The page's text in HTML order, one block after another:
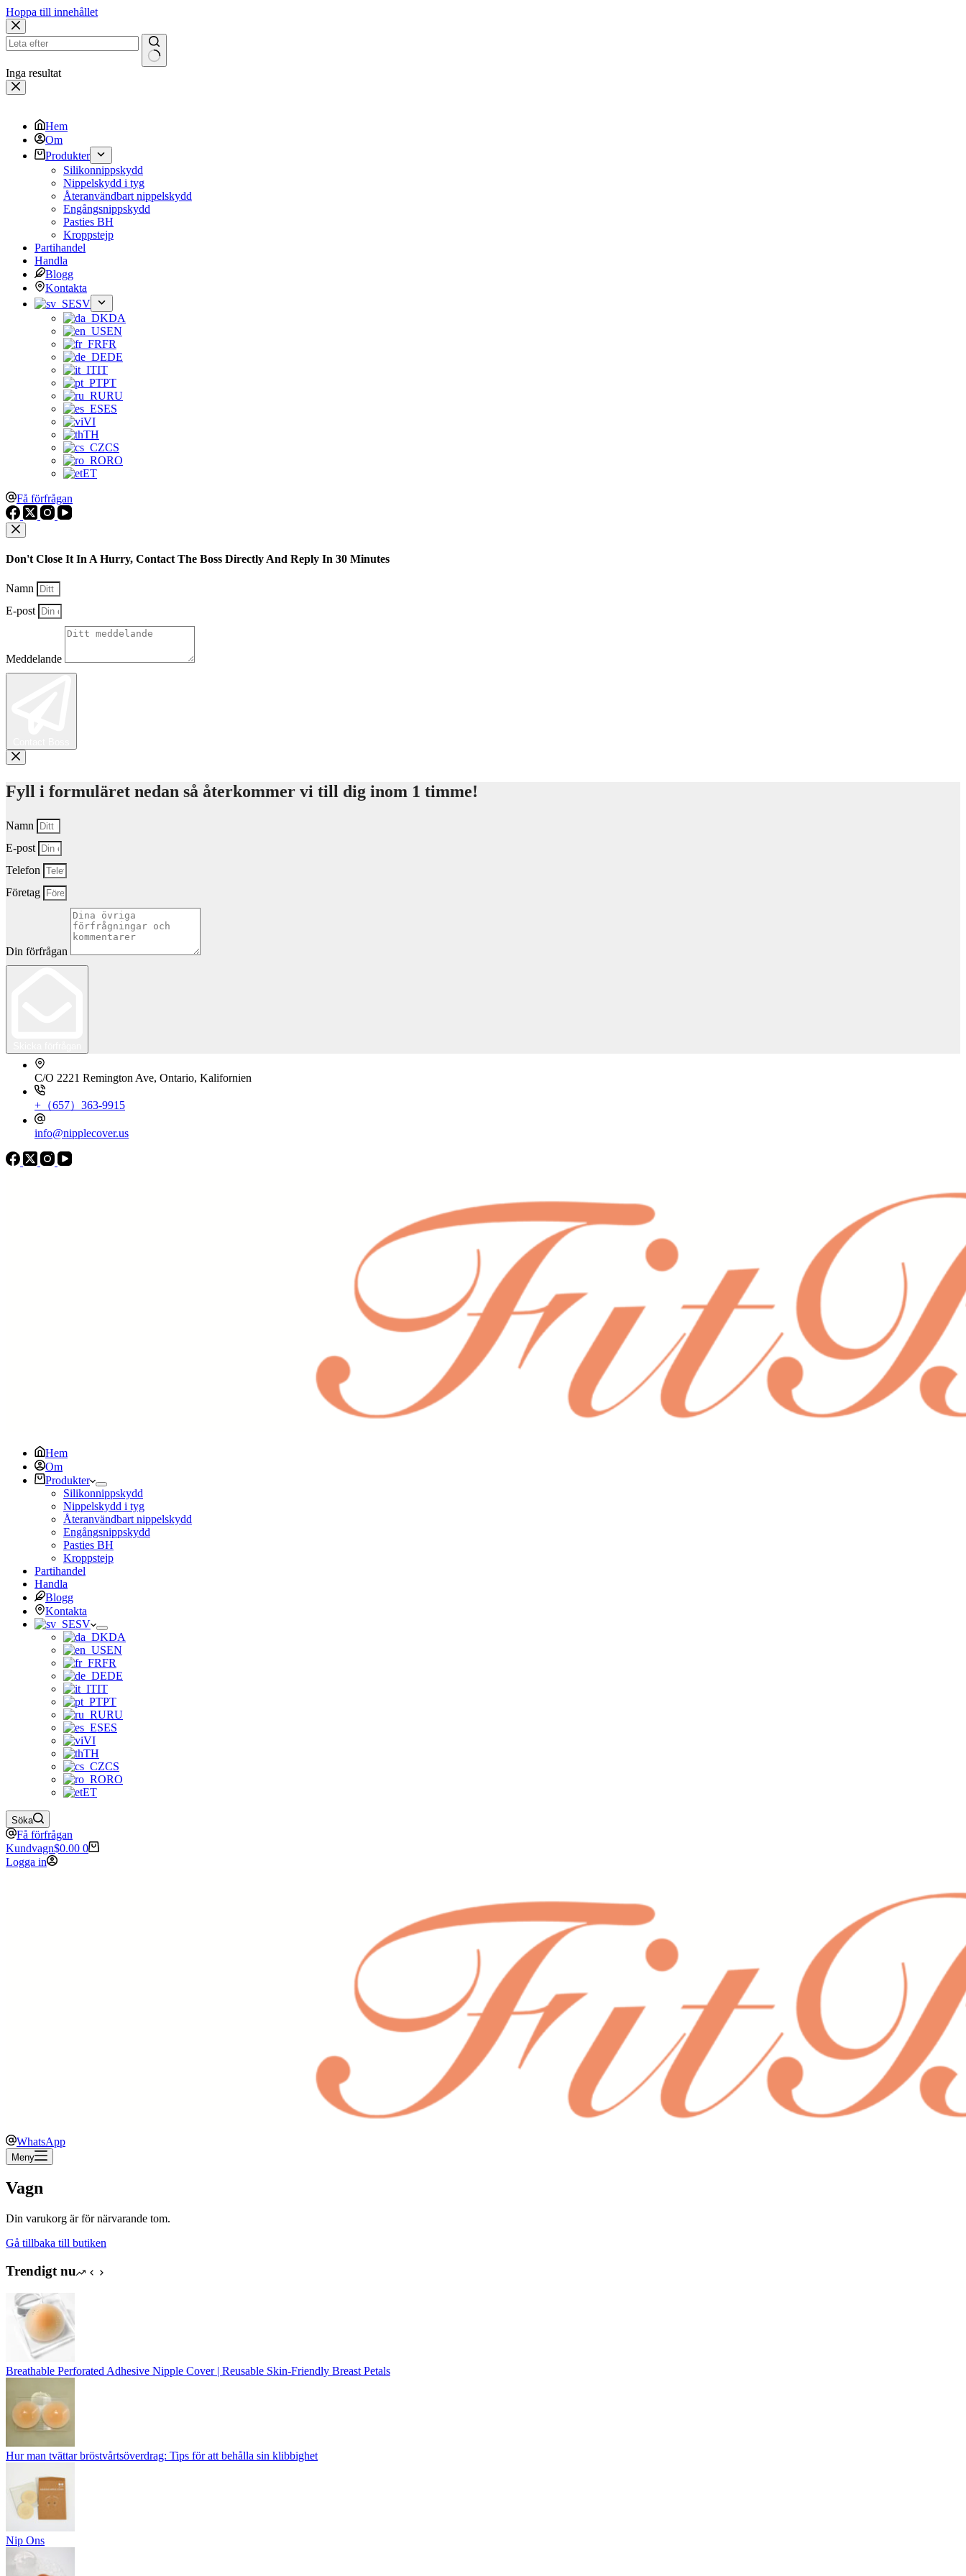
Hoppa till innehållet
Inga resultat
Hem
Om
Produkter
Silikonnippskydd
Nippelskydd i tyg
Återanvändbart nippelskydd
Engångsnippskydd
Pasties BH
Kroppstejp
Partihandel
Handla
Blogg
Kontakta
SV
DA
EN
FR
DE
IT
PT
RU
ES
VI
TH
CS
RO
ET
Få förfrågan
Don't Close It In A Hurry, Contact The Boss Directly And Reply In 30 Minutes
Namn
E-post
Meddelande
Fyll i formuläret nedan så återkommer vi till dig inom 1 timme!
Namn
E-post
Telefon
Företag
Din förfrågan
C/O 2221 Remington Ave, Ontario, Kalifornien
+（657）363-9915
info@nipplecover.us
Hem
Om
Produkter
Silikonnippskydd
Nippelskydd i tyg
Återanvändbart nippelskydd
Engångsnippskydd
Pasties BH
Kroppstejp
Partihandel
Handla
Blogg
Kontakta
SV
DA
EN
FR
DE
IT
PT
RU
ES
VI
TH
CS
RO
ET
Söka
Få förfrågan
Kundvagn$0.00 0
Logga in
WhatsApp
Meny
Vagn
Din varukorg är för närvarande tom.
Gå tillbaka till butiken
Trendigt nu
Breathable Perforated Adhesive Nipple Cover | Reusable Skin-Friendly Breast Petals
Hur man tvättar bröstvårtsöverdrag: Tips för att behålla sin klibbighet
Nip Ons